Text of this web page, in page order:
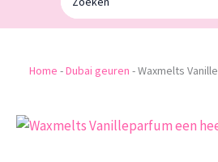
naar:
Home -Dubai geuren -Waxmelts
Waxmelts